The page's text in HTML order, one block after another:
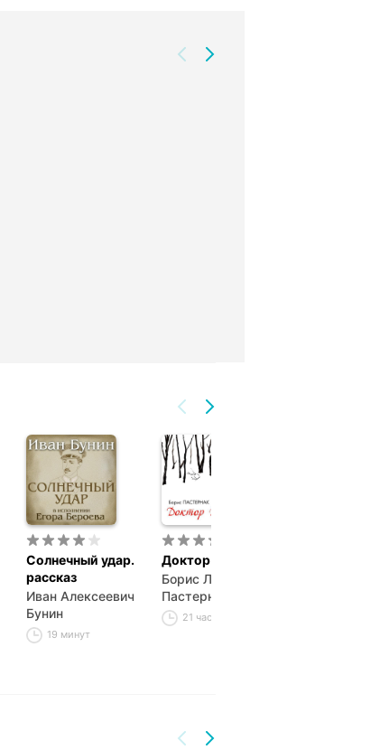
Солнечный удар.
рассказ
Иван Алексеевич
Бунин
19 минут
Доктор Живаго
Борис Леонидович
Пастернак
21 час 29 минут